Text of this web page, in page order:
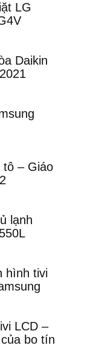
LG
Daikin
tô – Giáo
lạnh
hình tivi
LCD –
bo tín